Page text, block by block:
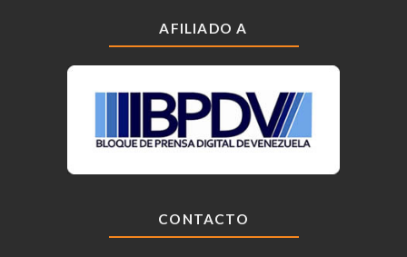
AFILIADO A
CONTACTO